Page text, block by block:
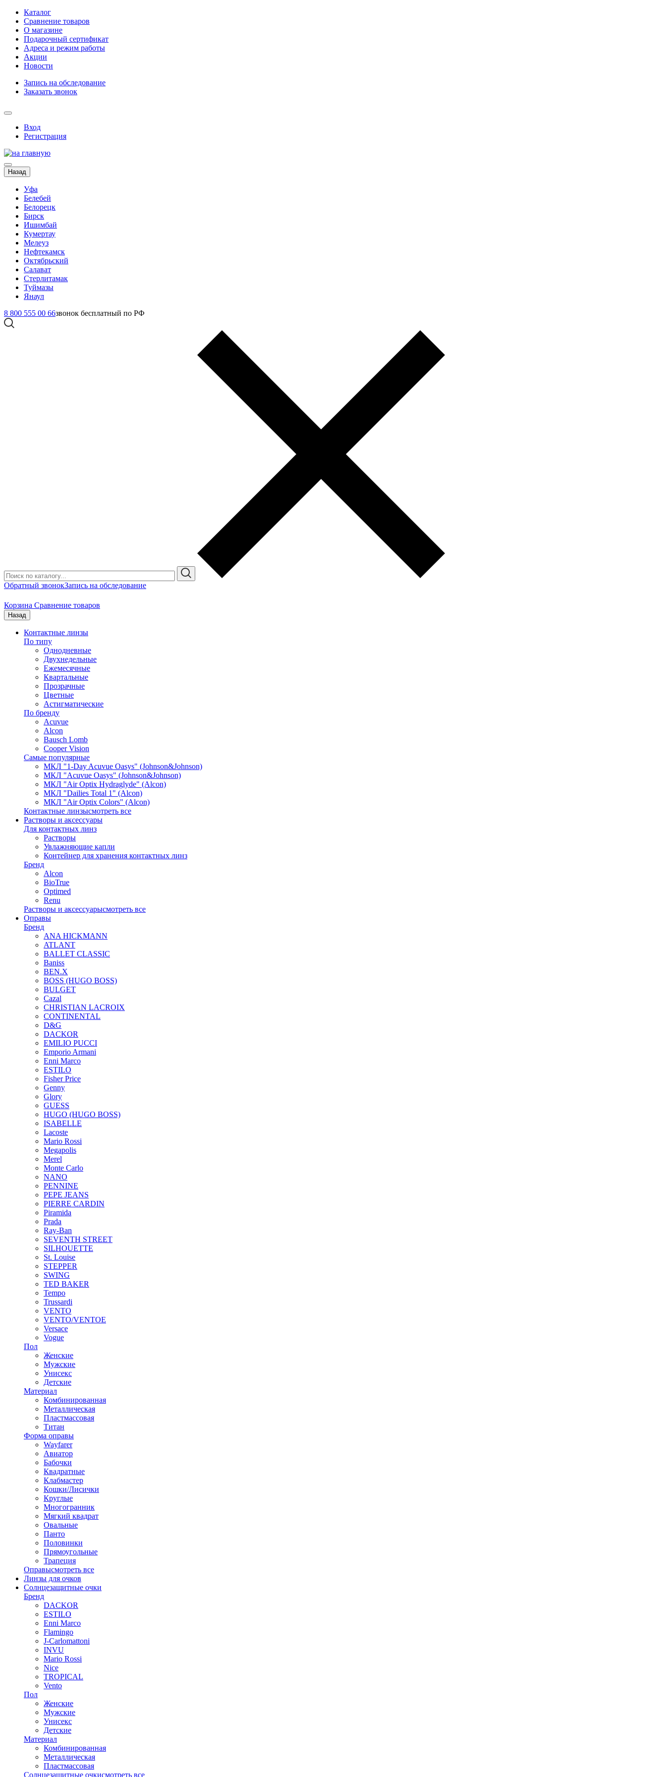
Каталог
Сравнение товаров
О магазине
Подарочный сертификат
Адреса и режим работы
Акции
Новости
Запись на обследование
Заказать звонок
Вход
Регистрация
Назад
Уфа
Белебей
Белорецк
Бирск
Ишимбай
Кумертау
Мелеуз
Нефтекамск
Октябрьский
Салават
Стерлитамак
Туймазы
Янаул
8 800 555 00 66звонок бесплатный по РФ
Обратный звонокЗапись на обследование
Корзина Сравнение товаров
Назад
Контактные линзы
По типу
Однодневные
Двухнедельные
Ежемесячные
Квартальные
Прозрачные
Цветные
Астигматические
По бренду
Acuvue
Alcon
Bausch Lomb
Cooper Vision
Самые популярные
МКЛ "1-Day Acuvue Oasys" (Johnson&Johnson)
МКЛ "Acuvue Oasys" (Johnson&Johnson)
МКЛ "Air Optix Hydraglyde" (Alcon)
МКЛ "Dailies Total 1" (Alcon)
МКЛ "Air Optix Colors" (Alcon)
Контактные линзысмотреть все
Растворы и аксессуары
Для контактных линз
Растворы
Увлажняющие капли
Контейнер для хранения контактных линз
Бренд
Alcon
BioTrue
Optimed
Renu
Растворы и аксессуарысмотреть все
Оправы
Бренд
ANA HICKMANN
ATLANT
BALLET CLASSIC
Baniss
BEN.X
BOSS (HUGO BOSS)
BULGET
Cazal
CHRISTIAN LACROIX
CONTINENTAL
D&G
DACKOR
EMILIO PUCCI
Emporio Armani
Enni Marco
ESTILO
Fisher Price
Genny
Glory
GUESS
HUGO (HUGO BOSS)
ISABELLE
Lacoste
Mario Rossi
Megapolis
Merel
Monte Carlo
NANO
PENNINE
PEPE JEANS
PIERRE CARDIN
Piramida
Prada
Ray-Ban
SEVENTH STREET
SILHOUETTE
St. Louise
STEPPER
SWING
TED BAKER
Tempo
Trussardi
VENTO
VENTO/VENTOE
Versace
Vogue
Пол
Женские
Мужские
Унисекс
Детские
Материал
Комбинированная
Металлическая
Пластмассовая
Титан
Форма оправы
Wayfarer
Авиатор
Бабочки
Квадратные
Клабмастер
Кошки/Лисички
Круглые
Многогранник
Мягкий квадрат
Овальные
Панто
Половинки
Прямоугольные
Трапеция
Оправысмотреть все
Линзы для очков
Солнцезащитные очки
Бренд
DACKOR
ESTILO
Enni Marco
Flamingo
J-Carlomattoni
INVU
Mario Rossi
Nice
TROPICAL
Vento
Пол
Женские
Мужские
Унисекс
Детские
Материал
Комбинированная
Металлическая
Пластмассовая
Солнцезащитные очкисмотреть все